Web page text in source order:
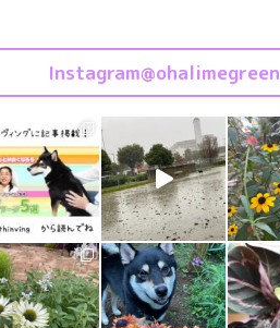
Instagram@ohalimegreen